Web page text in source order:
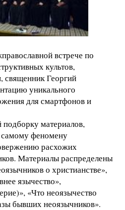
встрече по
культов,
священник Георгий
уникального
для смартфонов и
подборку материалов,
феномену
расхожих
Материалы распределены
о христианстве»,
язычество»,
«Что неоязычество
бывших неоязычников».